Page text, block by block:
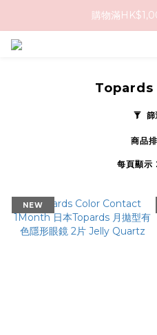
購物滿
購物滿
Topards
篩
商品
每頁顯示
NEW